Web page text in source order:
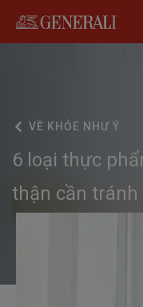
VỀ KHỎE NHƯ Ý
6 loại thực
thận cần